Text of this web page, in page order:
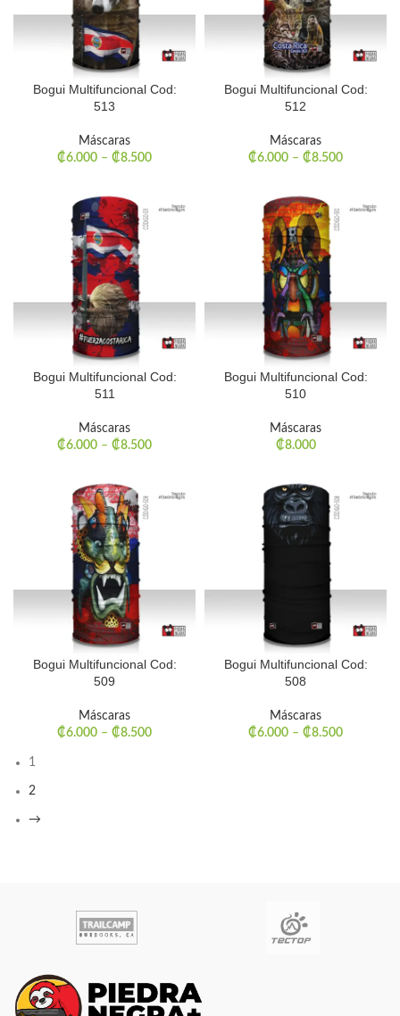
Bogui Multifuncional Cod:
513
Máscaras
₡6.000 – ₡8.500
Bogui Multifuncional Cod:
512
Máscaras
₡6.000 – ₡8.500
Bogui Multifuncional Cod:
511
Máscaras
₡6.000 – ₡8.500
Bogui Multifuncional Cod:
510
Máscaras
₡8.000
Bogui Multifuncional Cod:
509
Máscaras
₡6.000 – ₡8.500
Bogui Multifuncional Cod:
508
Máscaras
₡6.000 – ₡8.500
1
2
→